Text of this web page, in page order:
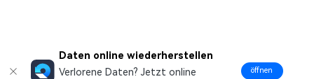
Daten online wiederherstellen
Verlorene Daten? Jetzt online
öffnen